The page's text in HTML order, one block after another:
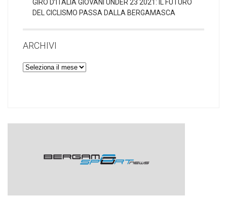
GIRO D’ITALIA GIOVANI UNDER 23 2021: IL FUTURO
DEL CICLISMO PASSA DALLA BERGAMASCA
ARCHIVI
Archivi